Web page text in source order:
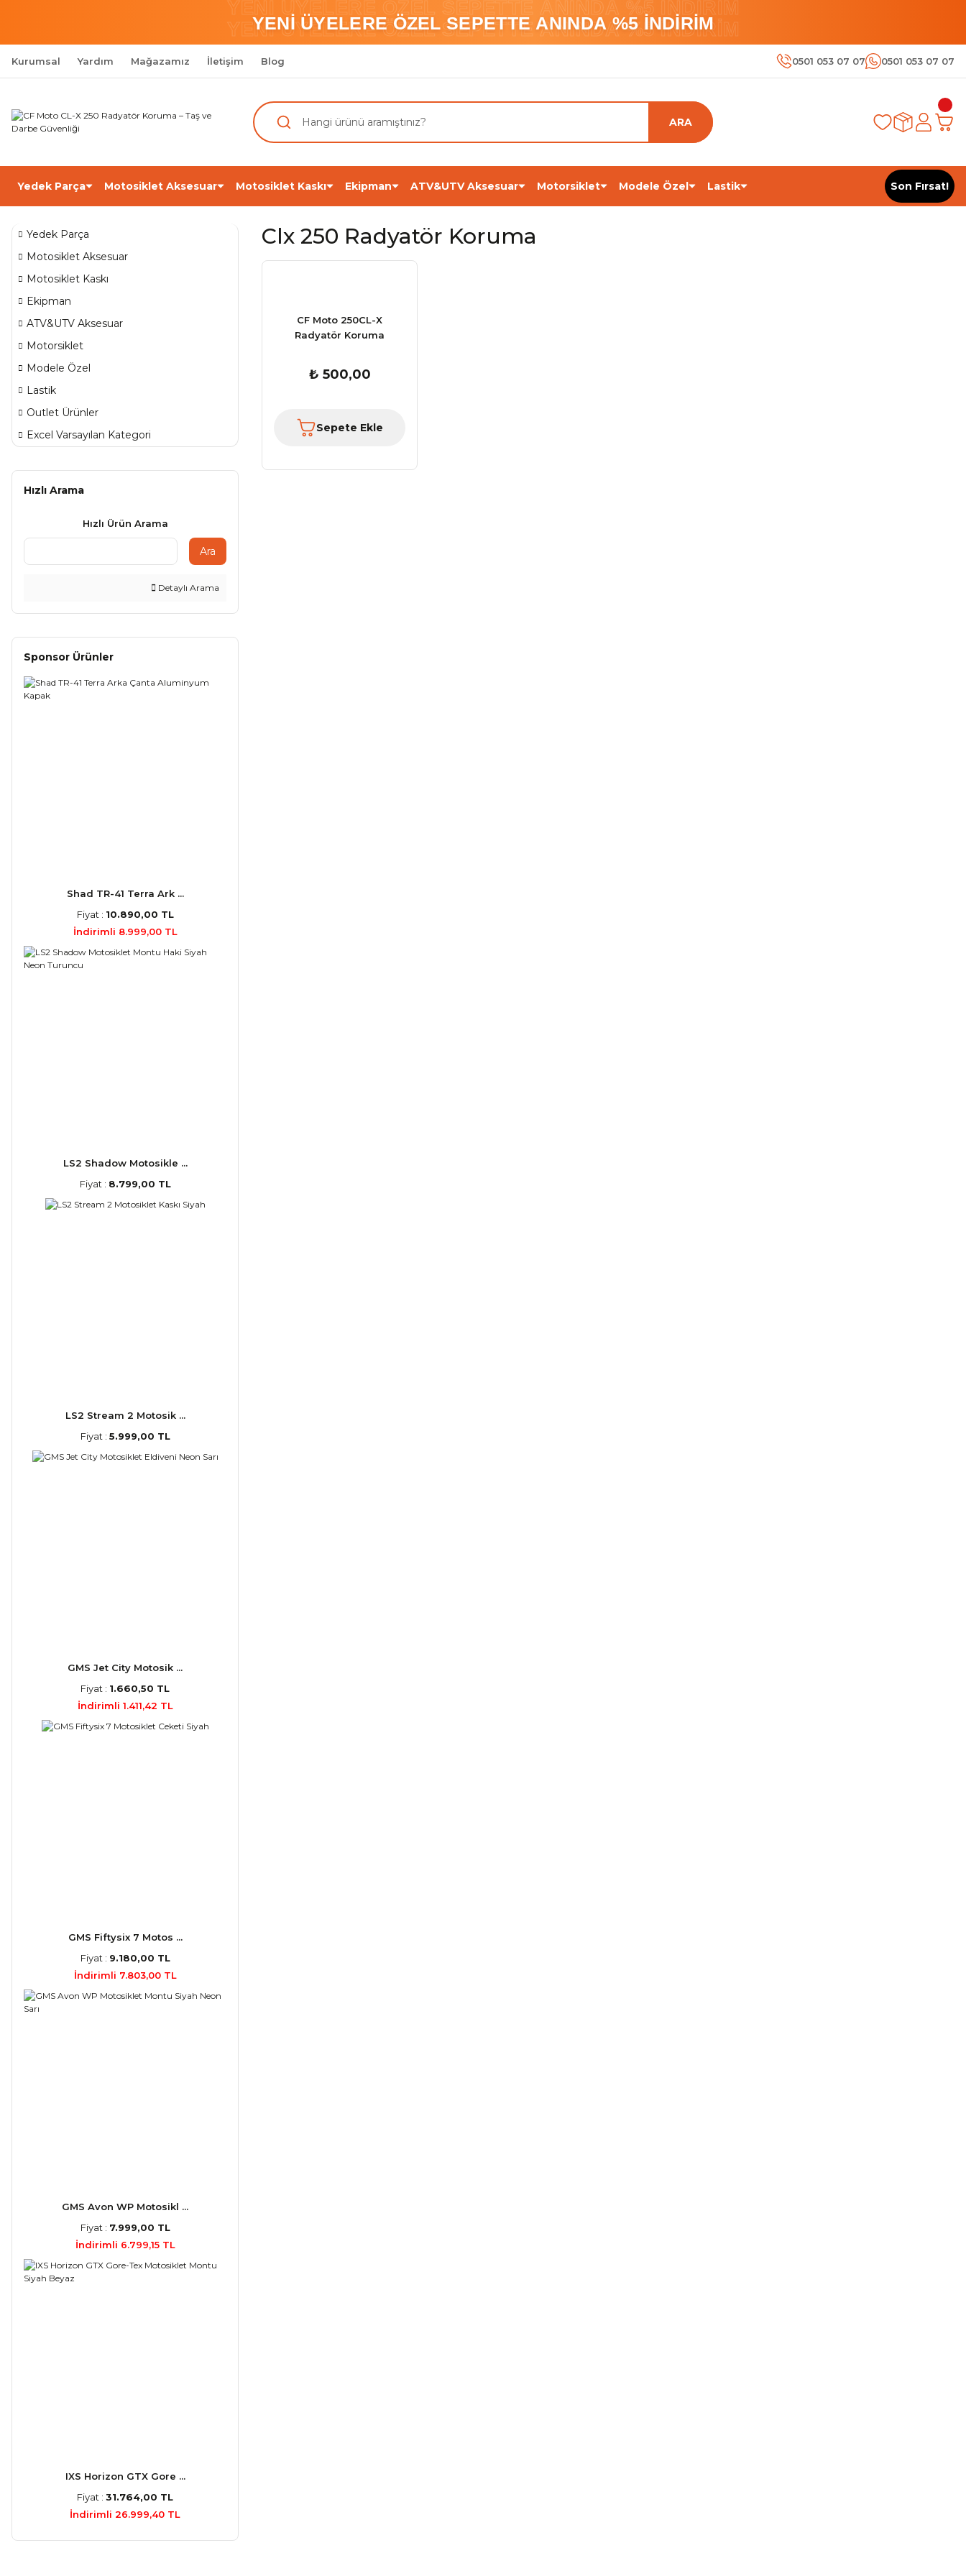
YENİ ÜYELERE ÖZEL SEPETTE ANINDA %5 İNDİRİM
YENİ ÜYELERE ÖZEL SEPETTE ANINDA %5 İNDİRİM
YENİ ÜYELERE ÖZEL SEPETTE ANINDA %5 İNDİRİM
Kurumsal Yardım Mağazamız İletişim Blog 0501 053 07 07 0501 053 07 07
ARA
Yedek Parça Motosiklet Aksesuar Motosiklet Kaskı Ekipman ATV&UTV Aksesuar Motorsiklet Modele Özel Lastik Son Fırsat!
Yedek Parça
Motosiklet Aksesuar
Motosiklet Kaskı
Ekipman
ATV&UTV Aksesuar
Motorsiklet
Modele Özel
Lastik
Outlet Ürünler
Excel Varsayılan Kategori
Hızlı Arama
Hızlı Ürün Arama
Ara
Detaylı Arama
Sponsor Ürünler
Shad TR-41 Terra Ark ...
Fiyat : 10.890,00 TL
İndirimli 8.999,00 TL
LS2 Shadow Motosikle ...
Fiyat : 8.799,00 TL
LS2 Stream 2 Motosik ...
Fiyat : 5.999,00 TL
GMS Jet City Motosik ...
Fiyat : 1.660,50 TL
İndirimli 1.411,42 TL
GMS Fiftysix 7 Motos ...
Fiyat : 9.180,00 TL
İndirimli 7.803,00 TL
GMS Avon WP Motosikl ...
Fiyat : 7.999,00 TL
İndirimli 6.799,15 TL
IXS Horizon GTX Gore ...
Fiyat : 31.764,00 TL
İndirimli 26.999,40 TL
Clx 250 Radyatör Koruma
CF Moto 250CL-X
Radyatör Koruma
₺ 500,00
Sepete Ekle